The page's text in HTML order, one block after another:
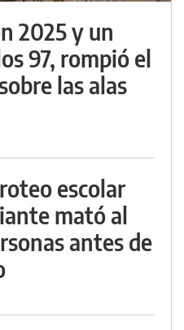
2025 y un
97, rompió el
las alas
escolar
mató al
antes de